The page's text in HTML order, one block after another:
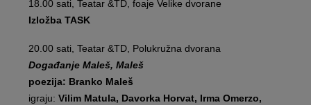
18.00 sati, Teatar &TD, foaje Velike dvorane
Izložba TASK
20.00 sati, Teatar &TD, Polukružna dvorana
Događanje Maleš, Maleš
poezija: Branko Maleš
igraju: Vilim Matula, Davorka Horvat, Irma Omerzo,